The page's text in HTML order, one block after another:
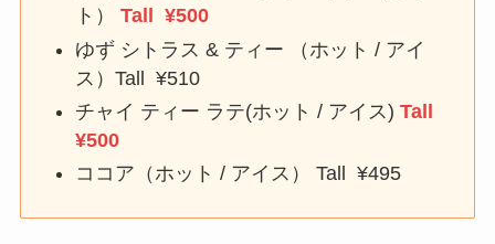
ト）Tall ¥500
ゆず シトラス & ティー （ホット / アイ
ス）Tall ¥510
チャイ ティー ラテ(ホット / アイス)Tall
¥500
ココア（ホット / アイス） Tall ¥495